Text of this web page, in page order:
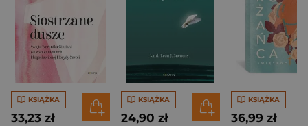
KSIĄŻKA
33,23 zł
KSIĄŻKA
24,90 zł
KSIĄŻKA
36,99 zł